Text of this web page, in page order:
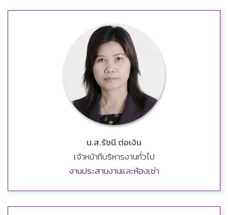
น.ส.รัชนี ต่อเงิน
เจ้าหน้าทีบริหารงานทั่วไป
งานประสานงานและห้องเช่า